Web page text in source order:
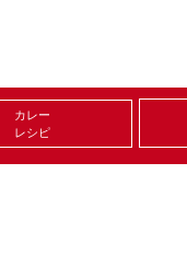
カレー
レシピ